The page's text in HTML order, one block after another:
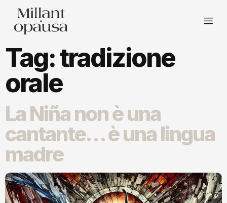
Tag:tradizione
orale
La Niña non è una
cantante… è una lingua
madre